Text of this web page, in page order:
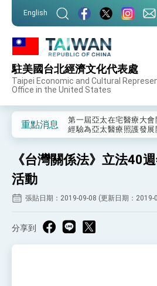
English
駐美國台北經濟文化代表處
Taipei Economic and Cultural
Office in the United States
重點消息
外交部重要言論
事處」，進一步深化台美
第一屆亞太在宅醫療大
經驗為亞太醫療照護發
及「台灣智慧醫療與健康
世界展現台灣守護全球
總統出訪史瓦帝尼返國
訪問
總統與五院院長新春茶
國家邁出合作第一步
《台灣關係法》立法40
活動
張貼日期：2019-09-08 (更新日期：2019-
分享到